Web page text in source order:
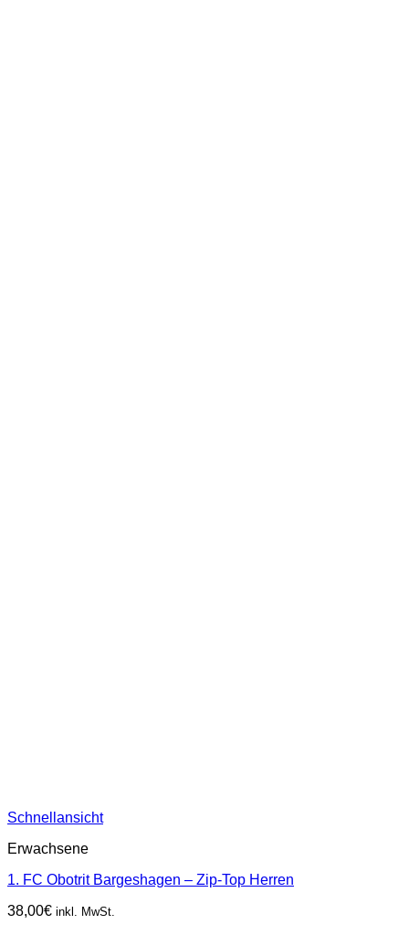
Schnellansicht
Erwachsene
1. FC Obotrit Bargeshagen – Zip-Top Herren
38,00€ inkl. MwSt.